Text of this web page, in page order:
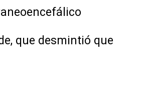
que desmintió que